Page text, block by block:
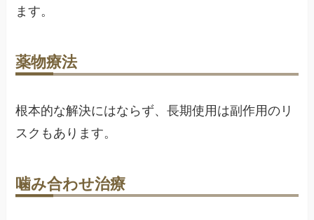
ます。
薬物療法
根本的な解決にはならず、長期使用は副作用のリ
スクもあります。
噛み合わせ治療